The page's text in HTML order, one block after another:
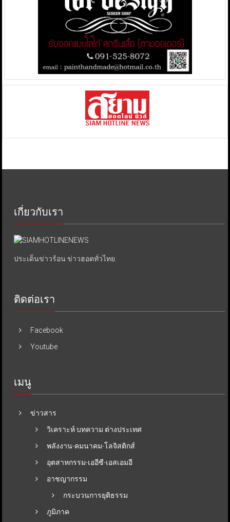
เกี่ยวกับเรา
ประเด็นข่าวร้อน ข่าวฮอตทั่วไทย.
ติดต่อเรา
Facebook
Youtube
เมนู
ข่าวสาร
วิเคราะห์ บทความ ต่างประเทศ
พลังงาน-คมนาคม-โลจิสติกส์
อุตสาหกรรม-เออีซี-เอสเอมอี
อาชญากรรม
กระบวนการยุติธรรม
ภูมิภาค